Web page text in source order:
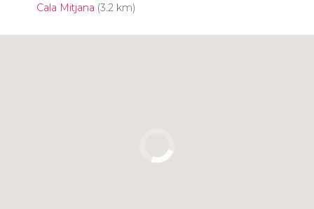
Cala Mitjana (3.2 km)